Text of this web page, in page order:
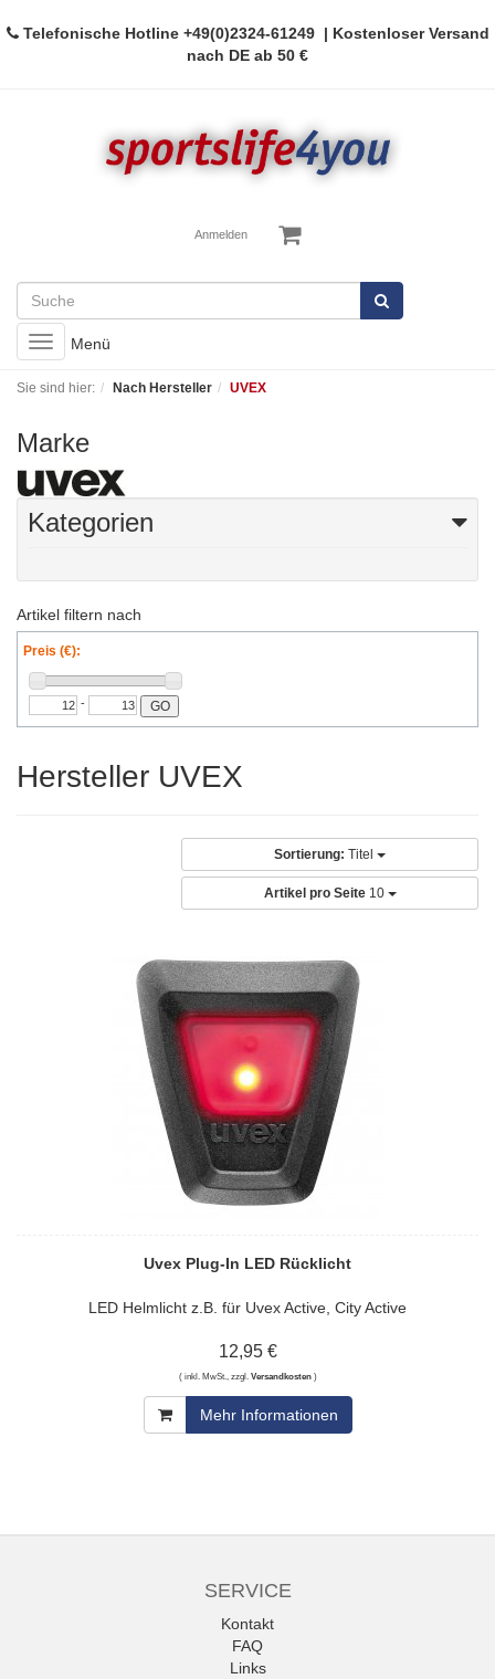
Telefonische Hotline +49(0)2324-61249| Kostenloser Versand
nach DE ab 50 €
Anmelden
Toggle
navigation
Menü
Sie sind hier: Nach Hersteller UVEX
Marke
Kategorien
Artikel filtern nach
Preis (€):
- GO
Hersteller UVEX
Sortierung: Titel
Artikel pro Seite 10
Uvex Plug-In LED Rücklicht
LED Helmlicht z.B. für Uvex Active, City Active
12,95 €
( inkl. MwSt., zzgl. Versandkosten)
Mehr Informationen
SERVICE
Kontakt
FAQ
Links